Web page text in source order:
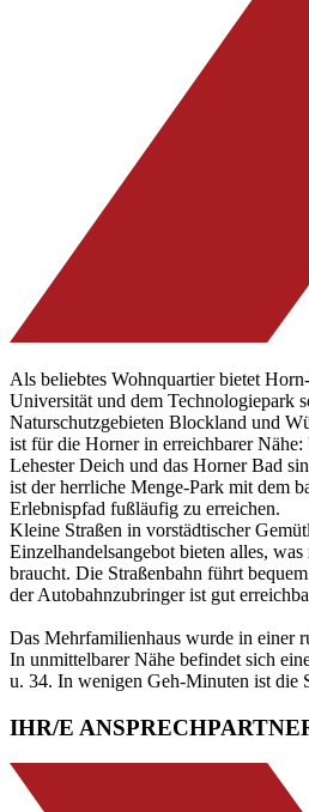
Als beliebtes Wohnquartier bietet
Universität und dem Technologiepark
Naturschutzgebieten Blockland und
ist für die Horner in erreichbarer
Lehester Deich und das Horner Bad
ist der herrliche Menge-Park mit dem
Erlebnispfad fußläufig zu erreichen.
Kleine Straßen in vorstädtischer
Einzelhandelsangebot bieten alles,
braucht. Die Straßenbahn führt
der Autobahnzubringer ist gut
Das Mehrfamilienhaus wurde in einer
In unmittelbarer Nähe befindet sich
u. 34. In wenigen Geh-Minuten ist die
IHR/E